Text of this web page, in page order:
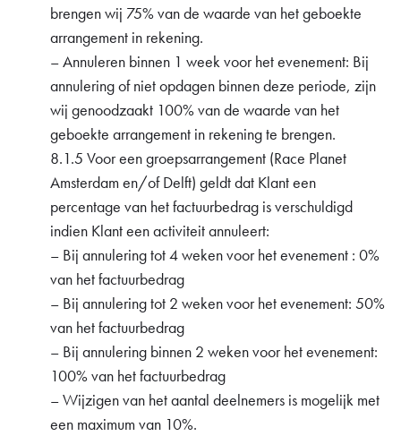
brengen wij 75% van de waarde van het geboekte
arrangement in rekening.
– Annuleren binnen 1 week voor het evenement: Bij
annulering of niet opdagen binnen deze periode, zijn
wij genoodzaakt 100% van de waarde van het
geboekte arrangement in rekening te brengen.
8.1.5 Voor een groepsarrangement (Race Planet
Amsterdam en/of Delft) geldt dat Klant een
percentage van het factuurbedrag is verschuldigd
indien Klant een activiteit annuleert:
– Bij annulering tot 4 weken voor het evenement : 0%
van het factuurbedrag
– Bij annulering tot 2 weken voor het evenement: 50%
van het factuurbedrag
– Bij annulering binnen 2 weken voor het evenement:
100% van het factuurbedrag
– Wijzigen van het aantal deelnemers is mogelijk met
een maximum van 10%.